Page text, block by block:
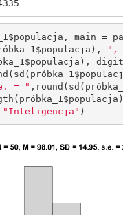
main =
",
= "
"Inteligencja" )